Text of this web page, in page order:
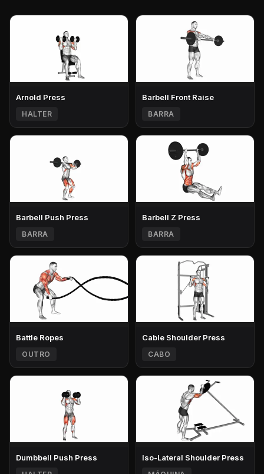
Arnold Press
HALTER
Barbell Front Raise
BARRA
Barbell Push Press
BARRA
Barbell Z Press
BARRA
Battle Ropes
OUTRO
Cable Shoulder Press
CABO
Dumbbell Push Press Iso-Lateral Shoulder Press